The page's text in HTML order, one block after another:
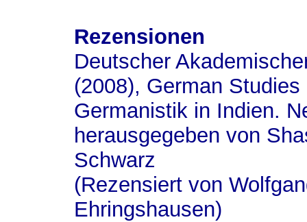
Rezensionen
Deutscher
(2008), German
Germanistik in Indien.
herausgegeben von
Schwarz
(Rezensiert von
Ehringshausen)